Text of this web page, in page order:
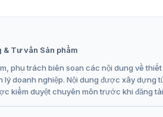
máy phát nhiệt cảm ứng
điện quản lý bao gồm đọc nhiệt độ
quan và kích hoạt (bằng rơ le) bộ
”độ phân giải cao cho phép người
đặt.
Tư vấn Sản phẩm
phụ trách biên soạn các nội dung về
doanh nghiệp. Nội dung được xây dựng
kiểm duyệt chuyên môn trước khi đăng